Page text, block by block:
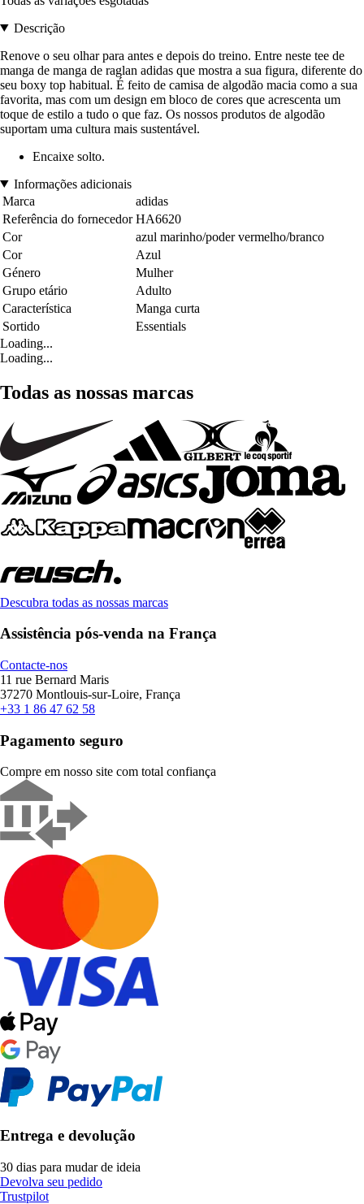
Descrição
Renove o seu olhar para antes e depois do treino. Entre neste tee de
manga de manga de raglan adidas que mostra a sua figura, diferente do
seu boxy top habitual. É feito de camisa de algodão macia como a sua
favorita, mas com um design em bloco de cores que acrescenta um
toque de estilo a tudo o que faz. Os nossos produtos de algodão
suportam uma cultura mais sustentável.
Encaixe solto.
Informações adicionais
Marca
adidas
Referência do fornecedor HA6620
Cor
azul marinho/poder vermelho/branco
Cor
Azul
Género
Mulher
Grupo etário
Adulto
Característica
Manga curta
Sortido
Essentials
Loading...
Loading...
Todas as nossas marcas
Descubra todas as nossas marcas
Assistência pós-venda na França
Contacte-nos
11 rue Bernard Maris
37270 Montlouis-sur-Loire, França
+33 1 86 47 62 58
Pagamento seguro
Compre em nosso site com total confiança
Entrega e devolução
30 dias para mudar de ideia
Devolva seu pedido
Trustpilot